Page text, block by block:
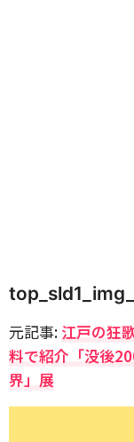
元記事: 江戸の狂
料で紹介「没後
界」展